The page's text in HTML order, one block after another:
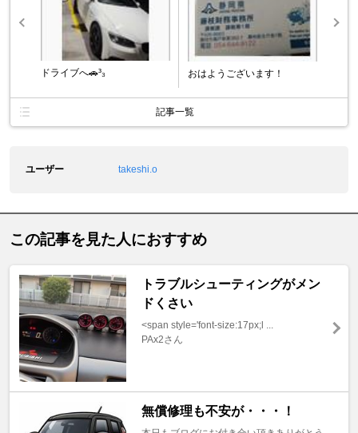
ドライブへ🚗³₃ おはようございます！
記事一覧
ユーザー takeshi.o
この記事を見た人におすすめ
トラブルシューティングがメン
ドくさい
<span style='font-size:17px;l ...
PAx2さん
無償修理も不安が・・・！